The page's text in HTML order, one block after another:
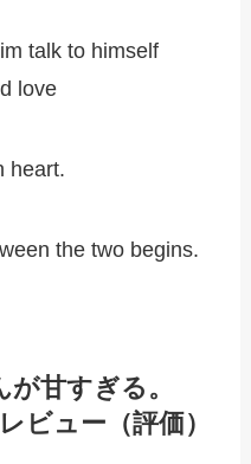
talk to himself
love
heart.
the two begins.
甘すぎる。
ビュー（評価）